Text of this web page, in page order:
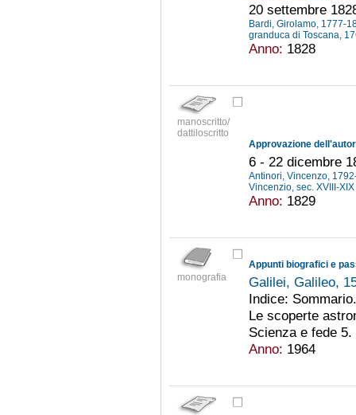
20 settembre
Bardi, Girolamo, 1777-
granduca di Toscana,
Anno: 1828
manoscritto/
dattiloscritto
6 - 22 dicembre
Antinori, Vincenzo,
Vincenzio, sec. XVIII-XIX
Anno: 1829
monografia
Appunti biografici e
Galilei, Galileo,
Indice:
Le scoperte
Scienza e fede
Anno: 1964